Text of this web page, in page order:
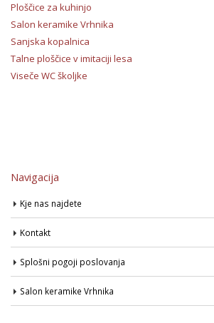
Ploščice za kuhinjo
Salon keramike Vrhnika
Sanjska kopalnica
Talne ploščice v imitaciji lesa
Viseče WC školjke
Navigacija
Kje nas najdete
Kontakt
Splošni pogoji poslovanja
Salon keramike Vrhnika